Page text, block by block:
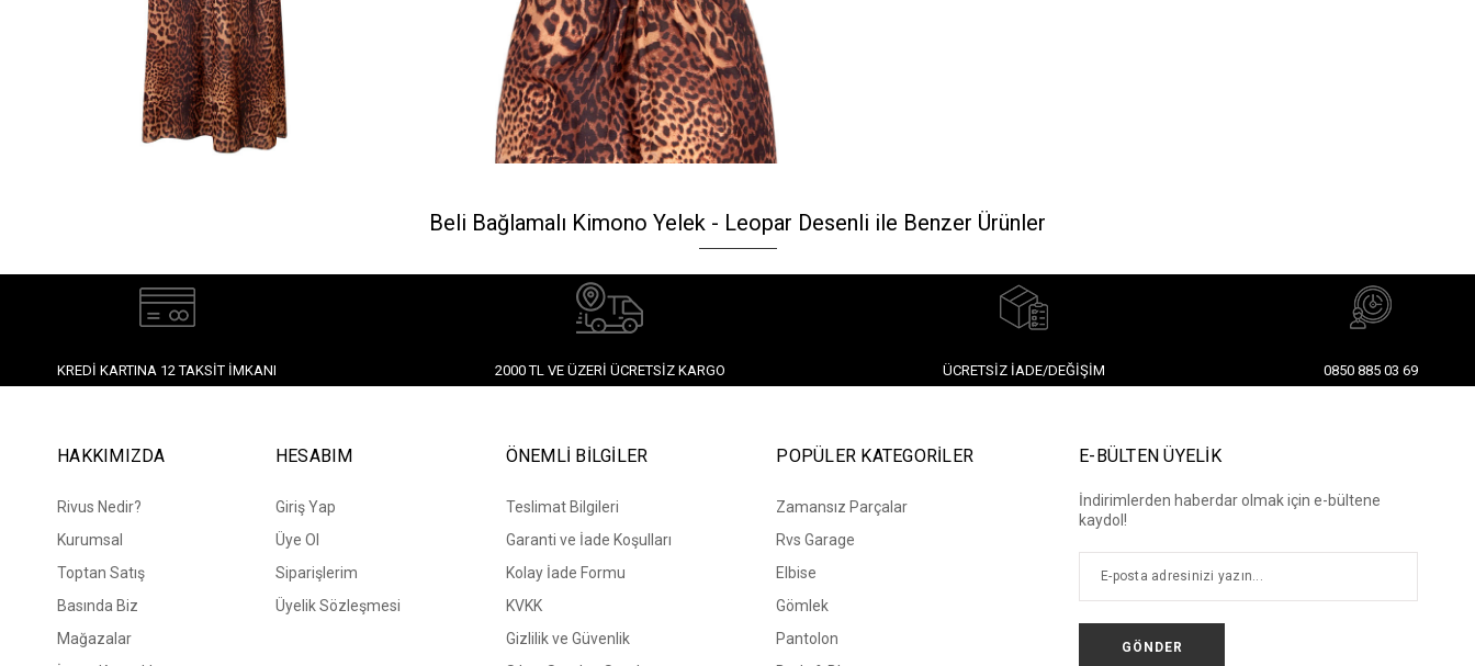
Beli Bağlamalı Kimono Yelek - Leopar Desenli ile Benzer Ürünler
KREDI KARTINA 12 TAKSIT İMKANI 2000 TL VE ÜZERI ÜCRETSIZ KARGO ÜCRETSIZ İADE/DEĞIŞIM 0850 885 03 69
HAKKIMIZDA
Rivus Nedir?
Kurumsal
Toptan Satış
Basında Biz
Mağazalar
HESABIM
Giriş Yap
Üye Ol
Siparişlerim
Üyelik Sözleşmesi
ÖNEMLİ BİLGİLER
Teslimat Bilgileri
Garanti ve İade Koşulları
Kolay İade Formu
KVKK
Gizlilik ve Güvenlik
POPÜLER KATEGORİLER
Zamansız Parçalar
Rvs Garage
Elbise
Gömlek
Pantolon
E-BÜLTEN ÜYELİK
İndirimlerden haberdar olmak için e-bültene
kaydol!
GÖNDER